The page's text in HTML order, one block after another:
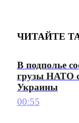
ЧИТАЙТЕ
В подполье
грузы НАТО
Украины
00:55